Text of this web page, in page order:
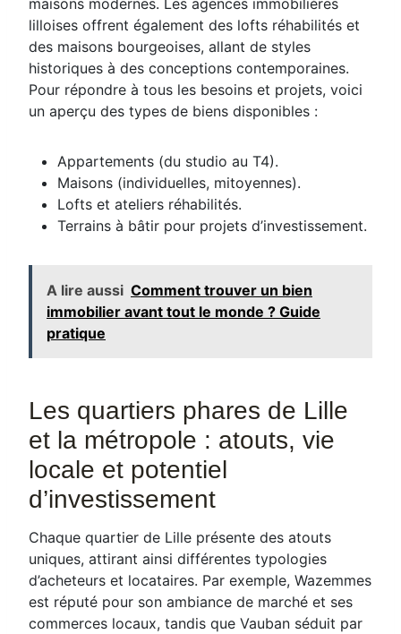
maisons modernes. Les agences immobilières
lilloises offrent également des lofts réhabilités et
des maisons bourgeoises, allant de styles
historiques à des conceptions contemporaines.
Pour répondre à tous les besoins et projets, voici
un aperçu des types de biens disponibles :
Appartements (du studio au T4).
Maisons (individuelles, mitoyennes).
Lofts et ateliers réhabilités.
Terrains à bâtir pour projets d’investissement.
A lire aussi Comment trouver un bien
immobilier avant tout le monde ? Guide
pratique
Les quartiers phares de Lille
et la métropole : atouts, vie
locale et potentiel
d’investissement
Chaque quartier de Lille présente des atouts
uniques, attirant ainsi différentes typologies
d’acheteurs et locataires. Par exemple, Wazemmes
est réputé pour son ambiance de marché et ses
commerces locaux, tandis que Vauban séduit par